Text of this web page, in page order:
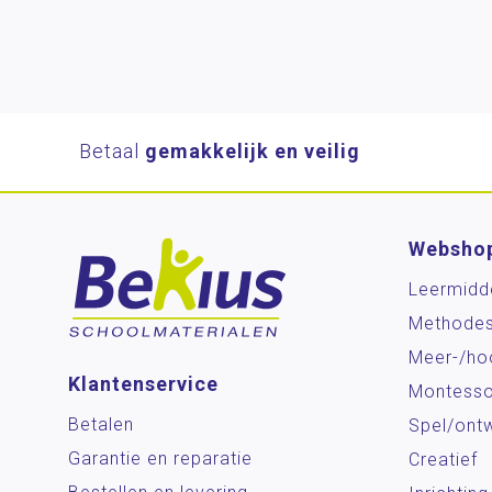
Betaal gemakkelijk en veilig
Klantenservice
Betalen
Garantie en reparatie
Methodes
Meer-/
Spel/
Creatief